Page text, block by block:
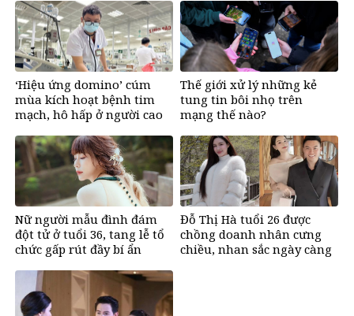
động
sốt mạng
‘Hiệu ứng domino’ cúm
mùa kích hoạt bệnh tim
mạch, hô hấp ở người cao
Thế giới xử lý những kẻ
tung tin bôi nhọ trên
mạng thế nào?
Nữ người mẫu đình đám
đột tử ở tuổi 36, tang lễ tổ
chức gấp rút đầy bí ẩn
Đỗ Thị Hà tuổi 26 được
chồng doanh nhân cưng
chiều, nhan sắc ngày càng